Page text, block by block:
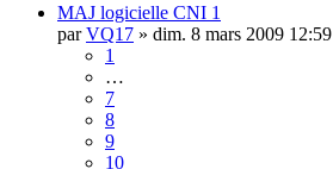
MAJ logicielle CNI 1
parVQ17 » dim. 8 mars 2009 12:59
1
…
7
8
9
10